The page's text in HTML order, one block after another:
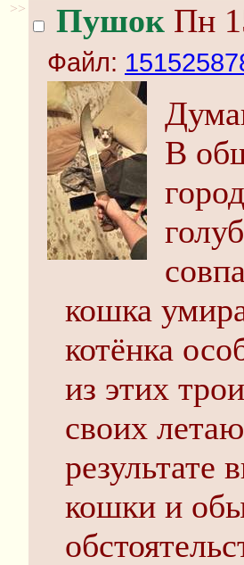
>> Пушок Пн
Файл:
В
кошка
котёнка
из этих
своих
результате
кошки и